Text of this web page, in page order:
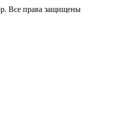
Все права защищены